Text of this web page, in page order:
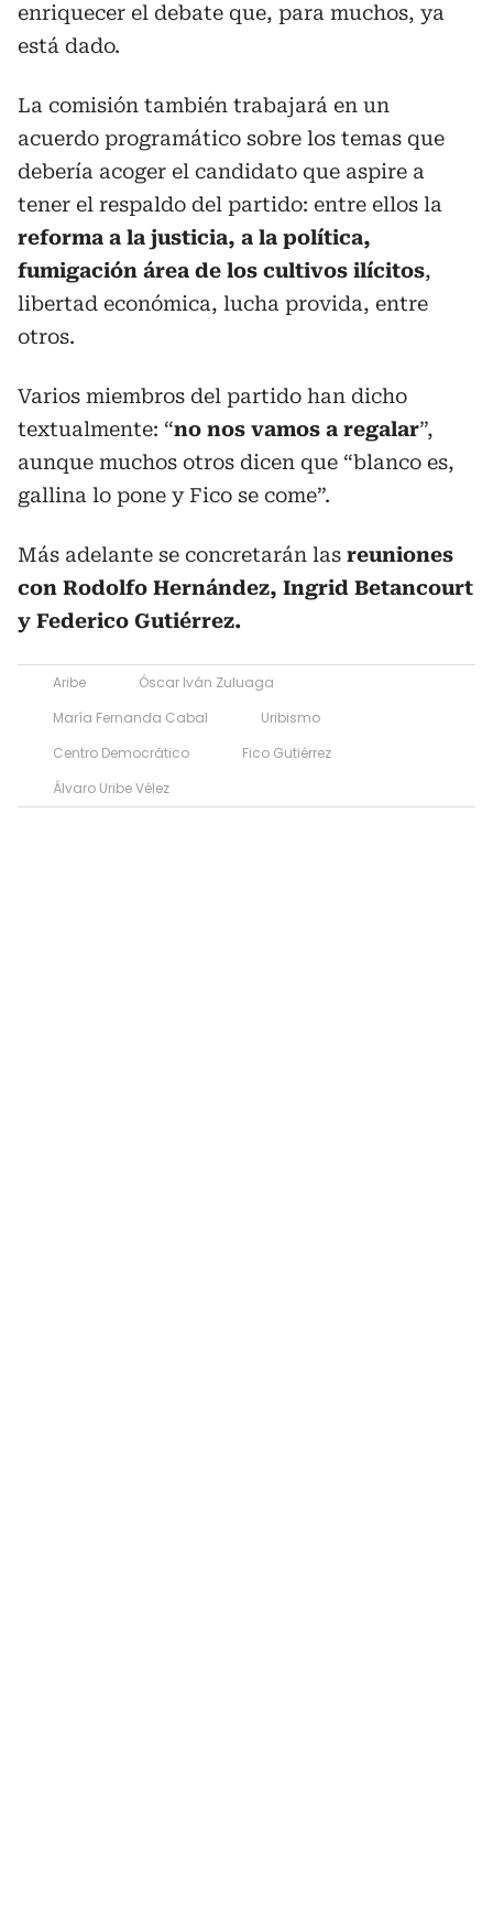
enriquecer el debate que, para muchos, ya
está dado.
La comisión también trabajará en un
acuerdo programático sobre los temas que
debería acoger el candidato que aspire a
tener el respaldo del partido: entre ellos la
reforma a la justicia, a la política,
fumigación área de los cultivos ilícitos,
libertad económica, lucha provida, entre
otros.
Varios miembros del partido han dicho
textualmente: “no nos vamos a regalar”,
aunque muchos otros dicen que “blanco es,
gallina lo pone y Fico se come”.
Más adelante se concretarán las reuniones
con Rodolfo Hernández, Ingrid Betancourt
y Federico Gutiérrez.
Aribe
Óscar Iván Zuluaga
María Fernanda Cabal
Uribismo
Centro Democrático
Fico Gutiérrez
Álvaro Uribe Vélez